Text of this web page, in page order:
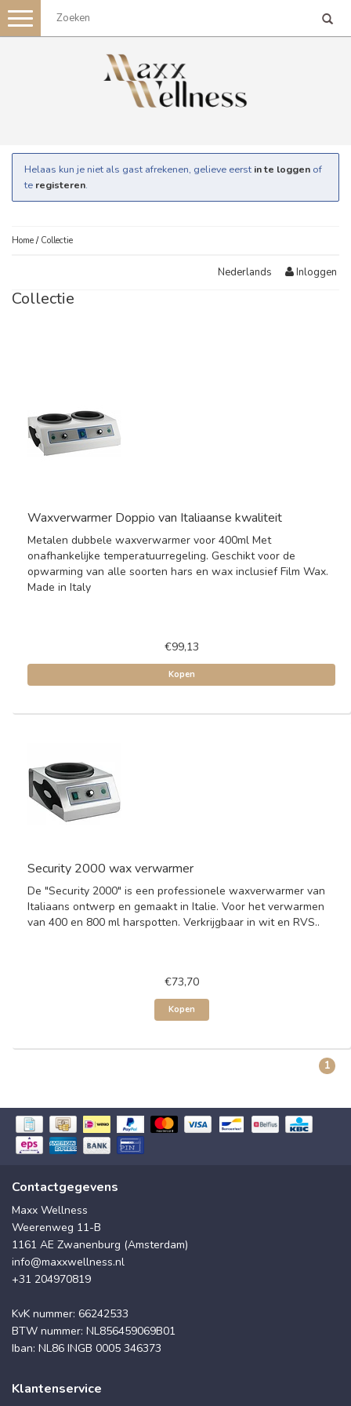
Toggle
navigation
Helaas kun je niet als gast afrekenen, gelieve eerst in te loggen of
te registeren.
Home / Collectie
Nederlands Inloggen
Collectie
Waxverwarmer Doppio van Italiaanse kwaliteit
Metalen dubbele waxverwarmer voor 400ml Met
onafhankelijke temperatuurregeling. Geschikt voor de
opwarming van alle soorten hars en wax inclusief Film Wax.
Made in Italy
€99,13
Kopen
Security 2000 wax verwarmer
De "Security 2000" is een professionele waxverwarmer van
Italiaans ontwerp en gemaakt in Italie. Voor het verwarmen
van 400 en 800 ml harspotten. Verkrijgbaar in wit en RVS..
€73,70
Kopen
1
Contactgegevens
Maxx Wellness
Weerenweg 11-B
1161 AE Zwanenburg (Amsterdam)
info@maxxwellness.nl
+31 204970819
KvK nummer: 66242533
BTW nummer: NL856459069B01
Iban: NL86 INGB 0005 346373
Klantenservice